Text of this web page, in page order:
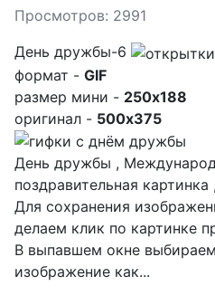
Просмотров: 2991
День дружбы-6
формат - GIF
размер мини - 250x188
оригинал - 500x375
День дружбы ,
поздравительная
Для сохранения
делаем клик по картинке
В выпавшем окне выбираем
изображение как...